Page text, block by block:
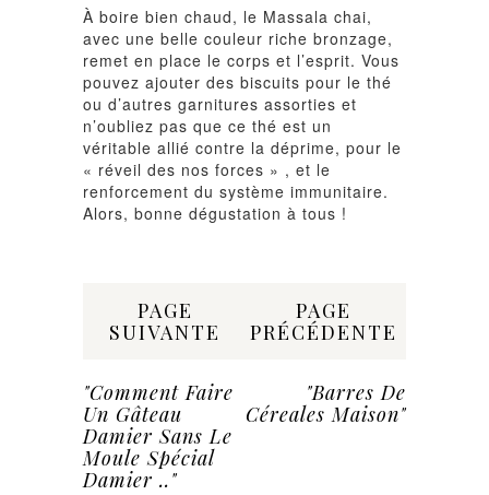
À boire bien chaud, le Massala chai,
avec une belle couleur riche bronzage,
remet en place le corps et l’esprit. Vous
pouvez ajouter des biscuits pour le thé
ou d’autres garnitures assorties et
n’oubliez pas que ce thé est un
véritable allié contre la déprime, pour le
« réveil des nos forces » , et le
renforcement du système immunitaire.
Alors, bonne dégustation à tous !
PAGE
SUIVANTE
"Comment Faire
Un Gâteau
Damier Sans Le
Moule Spécial
Damier .."
PAGE
PRÉCÉDENTE
"Barres De
Céreales Maison"